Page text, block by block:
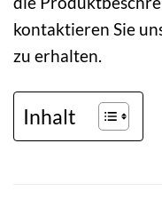
kontaktieren Sie
zu erhalten.
Inhalt